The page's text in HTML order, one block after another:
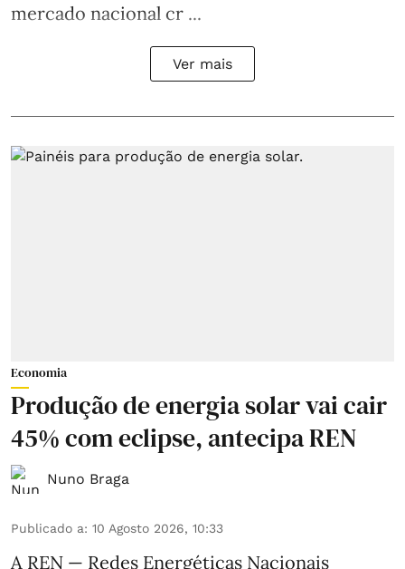
mercado nacional cr ...
Ver mais
Economia
Produção de energia solar vai cair
45% com eclipse, antecipa REN
Nuno Braga
Publicado a: 10 Agosto 2026, 10:33
A REN — Redes Energéticas Nacionais